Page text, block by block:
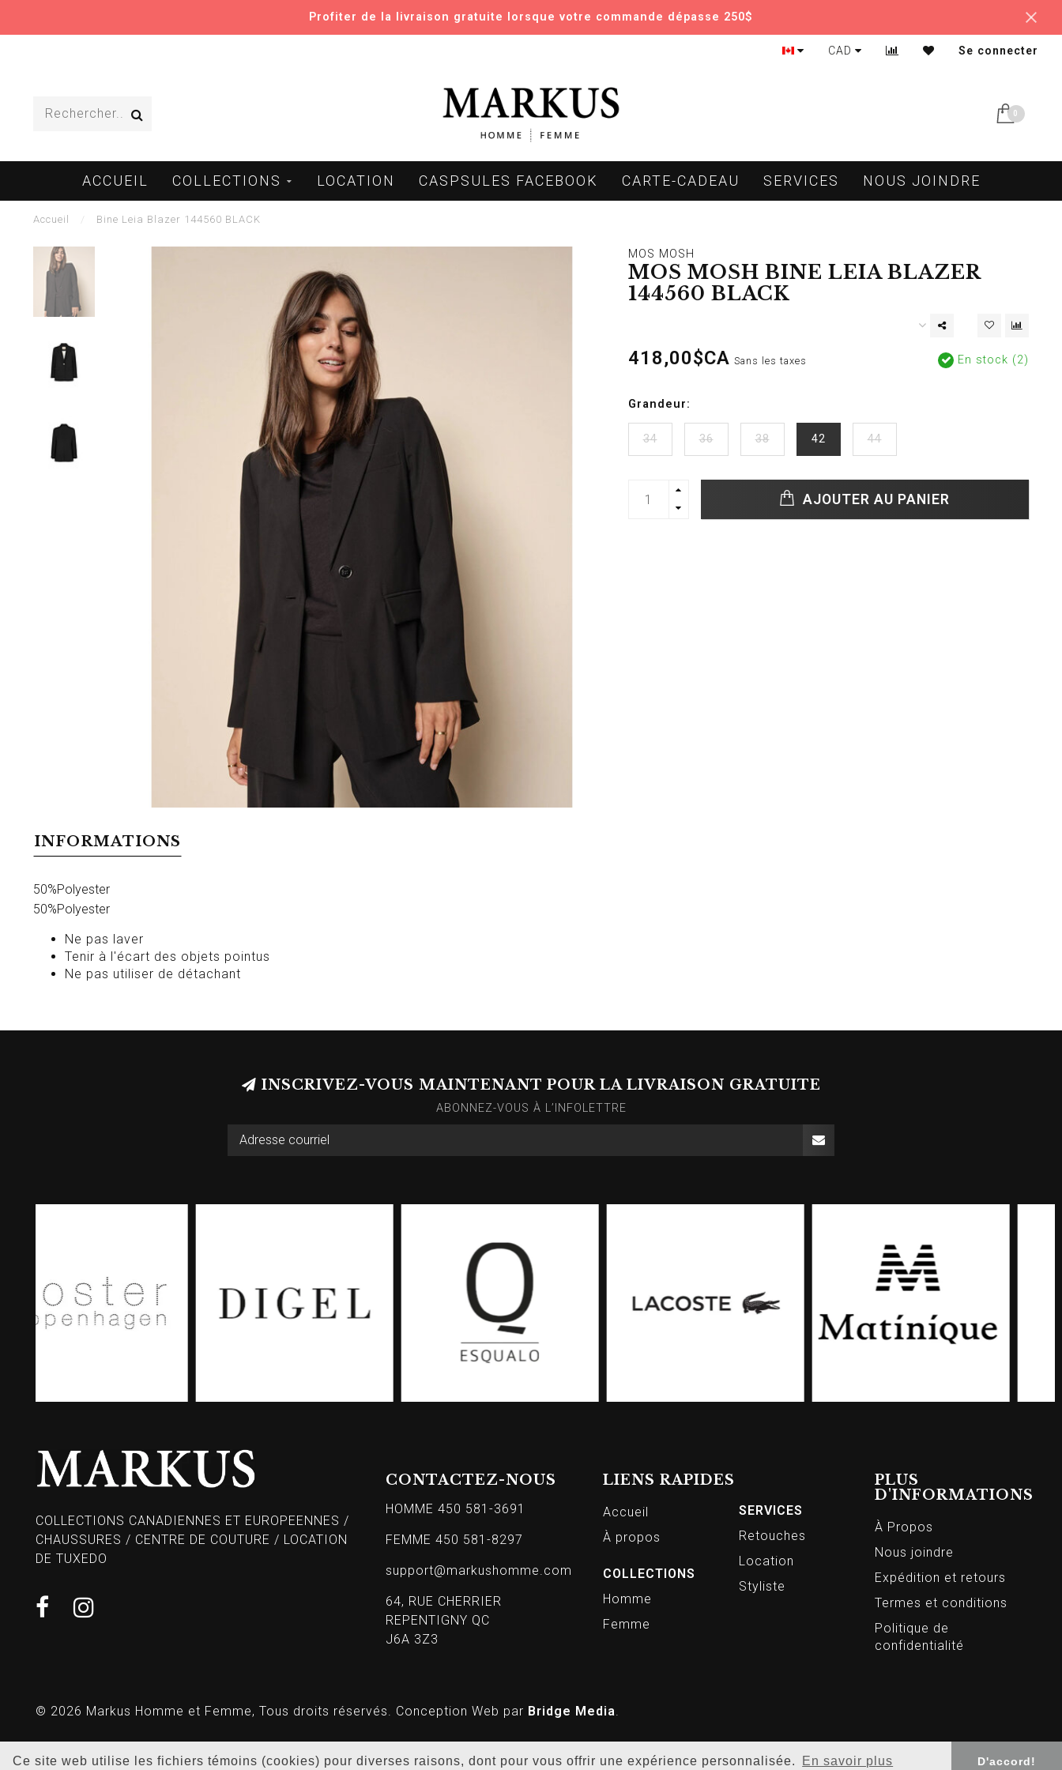
Ce site web utilise les fichiers témoins (cookies) pour diverses raisons, dont pour vous offrir une expérience personnalisée. En savoir plus D'accord!
Profiter de la livraison gratuite lorsque votre commande dépasse 250$
CAD Se connecter
0
ACCUEIL COLLECTIONS LOCATION CASPSULES FACEBOOK CARTE-CADEAU SERVICES NOUS JOINDRE
Accueil Bine Leia Blazer 144560 BLACK
MOS MOSH
MOS MOSH BINE LEIA BLAZER
144560 BLACK
418,00$CA Sans les taxes En stock (2)
Grandeur:
34 36 38 42 44
AJOUTER AU PANIER
INFORMATIONS
50%Polyester
50%Polyester
Ne pas laver
Tenir à l'écart des objets pointus
Ne pas utiliser de détachant
INSCRIVEZ-VOUS MAINTENANT POUR LA LIVRAISON GRATUITE
ABONNEZ-VOUS À L’INFOLETTRE
COLLECTIONS CANADIENNES ET EUROPEENNES /
CHAUSSURES / CENTRE DE COUTURE / LOCATION
DE TUXEDO
CONTACTEZ-NOUS
HOMME 450 581-3691
FEMME 450 581-8297
support@markushomme.com
64, RUE CHERRIER
REPENTIGNY QC
J6A 3Z3
LIENS RAPIDES
Accueil
À propos
COLLECTIONS
Homme
Femme
SERVICES
Retouches
Location
Styliste
PLUS
D'INFORMATIONS
À Propos
Nous joindre
Expédition et retours
Termes et conditions
Politique de
confidentialité
© 2026 Markus Homme et Femme, Tous droits réservés. Conception Web par Bridge Media